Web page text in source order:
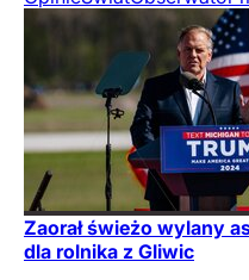
Zaorał świeżo wylany
dla rolnika z Gliwic